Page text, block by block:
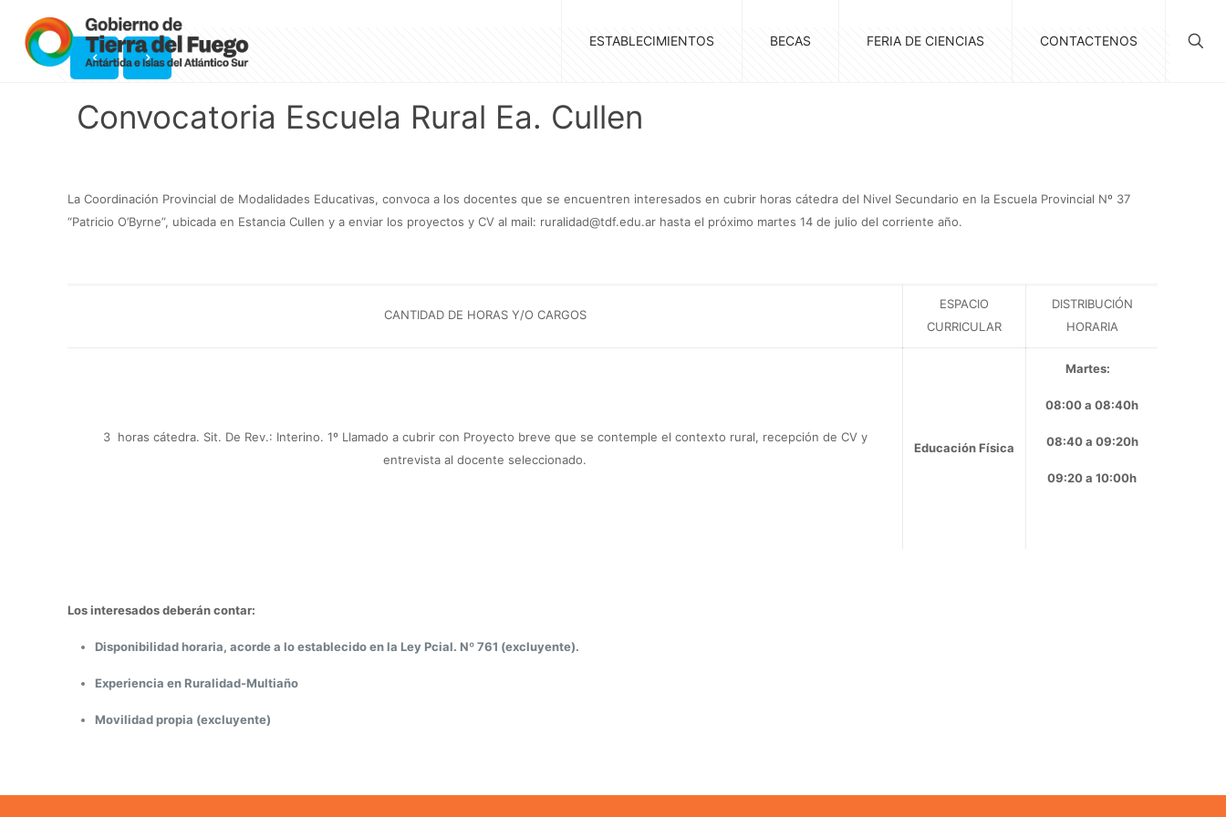
ESTABLECIMIENTOS BECAS FERIA DE CIENCIAS CONTACTENOS
Convocatoria Escuela Rural Ea. Cullen
La Coordinación Provincial de Modalidades Educativas, convoca a los docentes que se encuentren interesados en cubrir horas cátedra del Nivel Secundario en la Escuela Provincial Nº 37
“Patricio O’Byrne”, ubicada en Estancia Cullen y a enviar los proyectos y CV al mail: ruralidad@tdf.edu.ar hasta el próximo martes 14 de julio del corriente año.
CANTIDAD DE HORAS Y/O CARGOS
ESPACIO
CURRICULAR
DISTRIBUCIÓN
HORARIA
3 horas cátedra. Sit. De Rev.: Interino. 1º Llamado a cubrir con Proyecto breve que se contemple el contexto rural, recepción de CV y
entrevista al docente seleccionado.
Educación Física
Martes:
08:00 a 08:40h
08:40 a 09:20h
09:20 a 10:00h
Los interesados deberán contar:
Disponibilidad horaria, acorde a lo establecido en la Ley Pcial. Nº 761 (excluyente).
Experiencia en Ruralidad-Multiaño
Movilidad propia (excluyente)